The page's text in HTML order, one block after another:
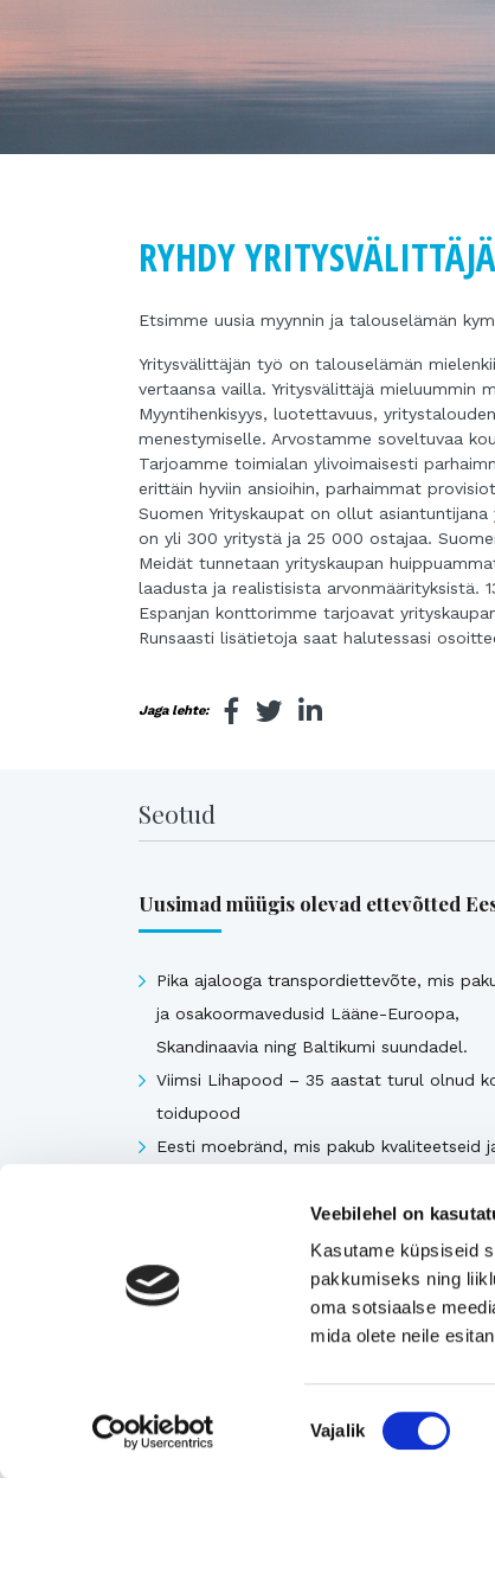
Veebilehel on
Kasutame küpsiseid
pakkumiseks ning
oma sotsiaalse
mida olete neile
Nõusoleku
valik
Vajalik
RYHDY
Etsimme uusia myynnin ja talouselämän
Yritysvälittäjän työ on talouselämän
vertaansa vailla. Yritysvälittäjä mieluummin
Myyntihenkisyys, luotettavuus,
menestymiselle. Arvostamme soveltuvaa
Tarjoamme toimialan ylivoimaisesti
erittäin hyviin ansioihin, parhaimmat
Suomen Yrityskaupat on ollut
on yli 300 yritystä ja 25 000 ostajaa.
Meidät tunnetaan yrityskaupan
laadusta ja realistisista arvonmäärityksistä.
Espanjan konttorimme tarjoavat
Runsaasti lisätietoja saat halutessasi
Jaga lehte:
Seotud
Uusimad müügis olevad ettevõtted
Pika ajalooga transpordiettevõte, mis
ja osakoormavedusid Lääne-Euroopa,
Skandinaavia ning Baltikumi suundadel.
Viimsi Lihapood – 35 aastat turul olnud
toidupood
Eesti moebränd, mis pakub kvaliteetseid
Tugeva turupositsiooniga 3D printimise ja
seadmetega tegelev ettevõte
Rahvusvaheliselt tunnustatud metall- ja
tekstiilkompensaatorite projekteerija ja